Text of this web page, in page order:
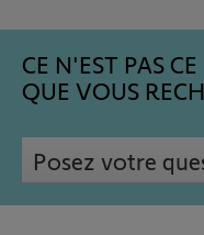
CE N'EST PAS CE
QUE VOUS
Posez votre